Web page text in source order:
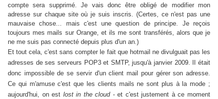
compte sera supprimé. Je vais donc être obligé de modifier mon
adresse sur chaque site où je suis inscris. (Certes, ce n'est pas une
mauvaise chose... mais c'est une question de principe. Je reçois
toujours mes mails sur Orange, et ils me sont transférés, alors que je
ne me suis pas connecté depuis plus d'un an.)
Et tout cela, c'est sans compter le fait que hotmail ne divulguait pas les
adresses de ses serveurs POP3 et SMTP, jusqu'à janvier 2009. Il était
donc impossible de se servir d'un client mail pour gérer son adresse.
Ce qui m'amuse c'est que les clients mails ne sont plus à la mode ;
aujourd'hui, on est lost in the cloud- et c'est justement à ce moment